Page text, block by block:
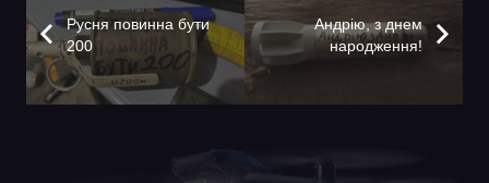
Русня повинна бути
200
Андрію, з днем
народження!